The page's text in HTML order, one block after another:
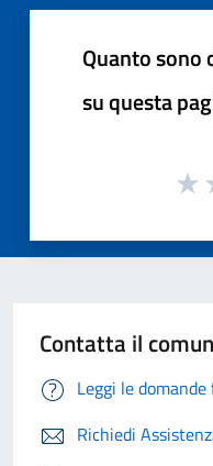
Quanto sono
su questa
Contatta il
Leggi le
Richiedi